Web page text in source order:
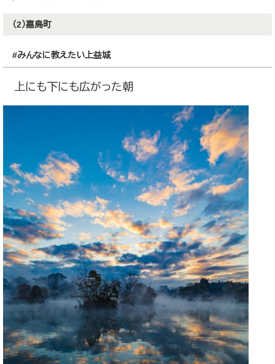
（2）嘉島町
#みんなに教えたい上益城
上にも下にも広がった朝